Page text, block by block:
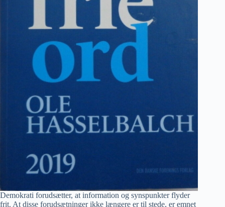
Demokrati forudsætter, at information og synspunkter flyder
frit. At disse forudsætninger ikke længere er til stede, er emnet